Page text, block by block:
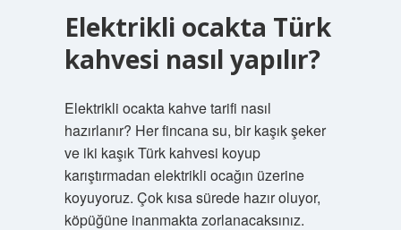
Elektrikli ocakta Türk
kahvesi nasıl yapılır?
Elektrikli ocakta kahve tarifi nasıl
hazırlanır? Her fincana su, bir kaşık şeker
ve iki kaşık Türk kahvesi koyup
karıştırmadan elektrikli ocağın üzerine
koyuyoruz. Çok kısa sürede hazır oluyor,
köpüğüne inanmakta zorlanacaksınız.